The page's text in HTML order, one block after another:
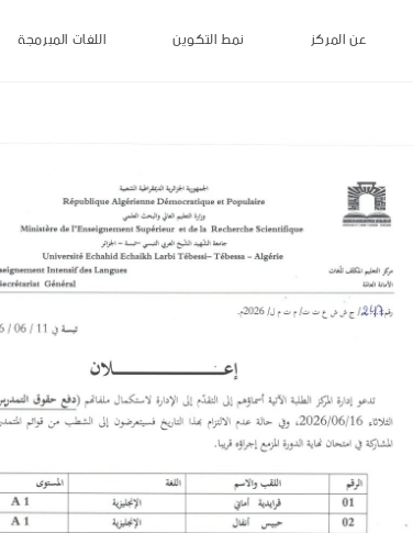
عن المركز نمط التكوين اللغات المبرمجة